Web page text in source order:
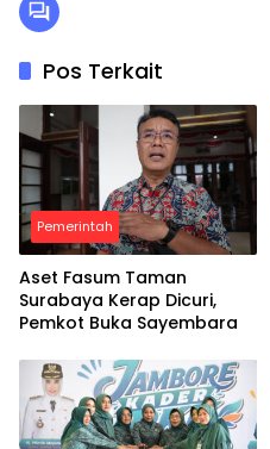
Pos Terkait
Pemerintah
Aset Fasum Taman
Surabaya Kerap Dicuri,
Pemkot Buka Sayembara